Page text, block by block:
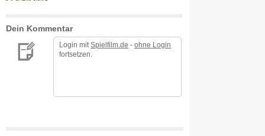
Dein Kommentar
Login mit Spielfilm.de - ohne Login
fortsetzen.